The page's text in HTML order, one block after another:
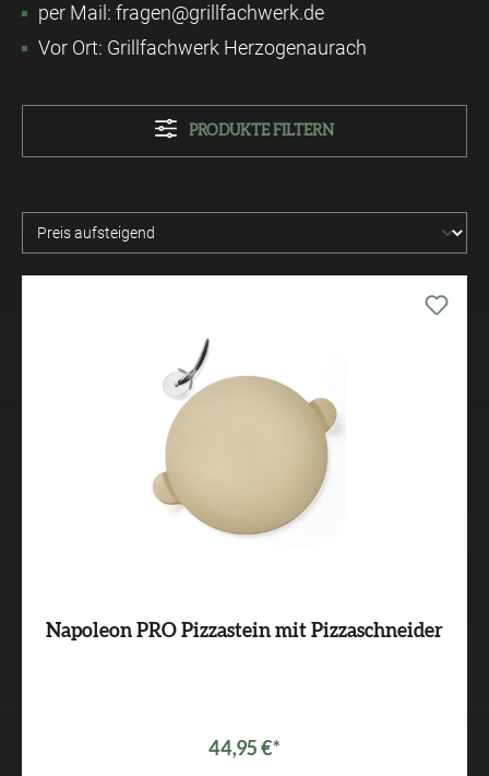
per Mail: fragen@grillfachwerk.de
Vor Ort: Grillfachwerk Herzogenaurach
PRODUKTE FILTERN
Napoleon PRO Pizzastein mit Pizzaschneider
44,95 €*